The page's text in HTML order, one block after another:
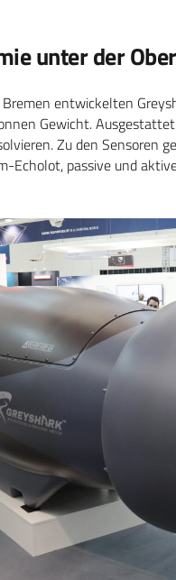
unter der
entwickelten
Gewicht.
Zu den Sensoren
Echolot, passive und